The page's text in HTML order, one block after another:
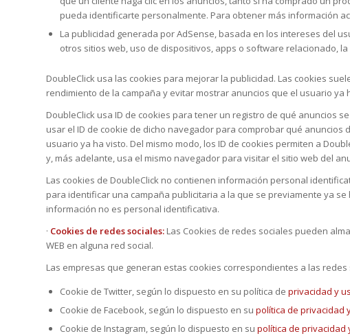
pueda identificarte personalmente. Para obtener más información
La publicidad generada por AdSense, basada en los intereses del
otros sitios web, uso de dispositivos, apps o software relacionado,
DoubleClick usa las cookies para mejorar la publicidad. Las cookies
rendimiento de la campaña y evitar mostrar anuncios que el usuario ya
DoubleClick usa ID de cookies para tener un registro de qué anuncios
usar el ID de cookie de dicho navegador para comprobar qué
usuario ya ha visto. Del mismo modo, los ID de cookies permiten a
y, más adelante, usa el mismo navegador para visitar el sitio web del
Las cookies de DoubleClick no contienen información personal
para identificar una campaña publicitaria a la que se previamente ya
información no es personal identificativa.
· Cookies de redes sociales: Las Cookies de redes sociales pueden
WEB en alguna red social.
Las empresas que generan estas cookies correspondientes a las
Cookie de Twitter, según lo dispuesto en su política de privacidad y
Cookie de Facebook, según lo dispuesto en su política de privacidad
Cookie de Instagram, según lo dispuesto en su política de privacidad